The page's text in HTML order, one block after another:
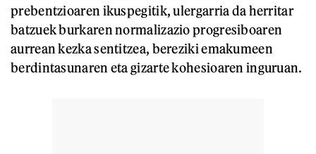
prebentzioaren ikuspegitik, ulergarria da herritar
batzuek burkaren normalizazio progresiboaren
aurrean kezka sentitzea, bereziki emakumeen
berdintasunaren eta gizarte kohesioaren inguruan.